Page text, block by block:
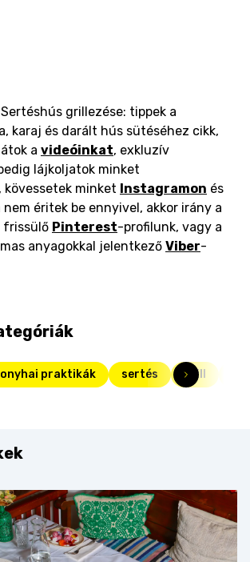
grillezése: tippek a
karaj és darált hús sütéséhez cikk,
a videóinkat, exkluzív
lájkoljatok minket
, kövessetek minket Instagramon és
nem éritek be ennyivel, akkor irány a
frissülő Pinterest-profilunk, vagy a
anyagokkal jelentkező Viber-
praktikák sertés grill